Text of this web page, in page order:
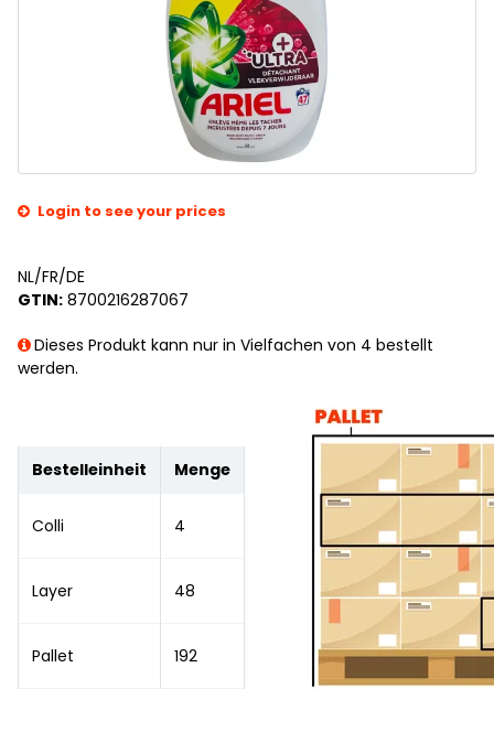
Login to see your prices
NL/FR/DE
GTIN: 8700216287067
Dieses Produkt kann nur in Vielfachen von 4 bestellt
werden.
Bestelleinheit Menge
Colli 4
Layer 48
Pallet 192